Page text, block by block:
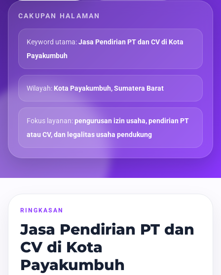
CAKUPAN HALAMAN
Keyword utama:Jasa Pendirian PT dan CV di Kota
Payakumbuh
Wilayah:Kota Payakumbuh, Sumatera Barat
Fokus layanan:pengurusan izin usaha, pendirian PT
atau CV, dan legalitas usaha pendukung
RINGKASAN
Jasa Pendirian PT dan
CV di Kota
Payakumbuh